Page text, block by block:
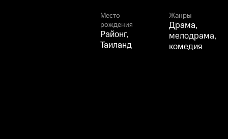
Место
рождения
Районг,
Таиланд
Жанры
Драма,
мелодрама,
комедия